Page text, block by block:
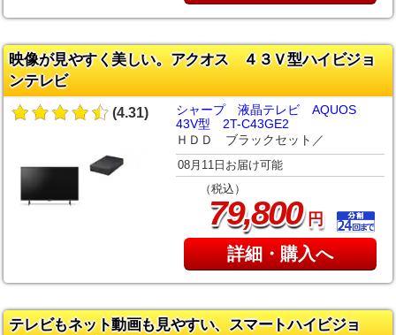
映像が見やすく美しい。アクオス ４３Ｖ型ハイビジョ
ンテレビ
(4.31)
シャープ 液晶テレビ AQUOS
43V型 2T-C43GE2
ＨＤＤ ブラックセット／
08月11日お届け可能
（税込）
79,800円
詳細・購入へ
テレビもネット動画も見やすい、スマートハイビジョ